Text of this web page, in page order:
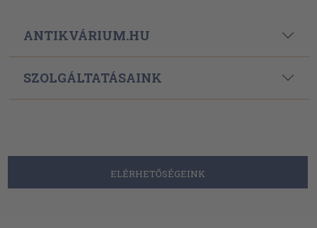
ANTIKVÁRIUM.HU
SZOLGÁLTATÁSAINK
ELÉRHETŐSÉGEINK